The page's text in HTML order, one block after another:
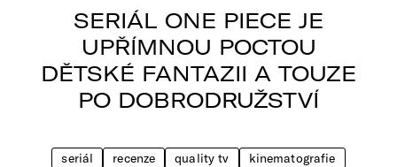
TV program
SERIÁL ONE PIECE JE
UPŘÍMNOU POCTOU
DĚTSKÉ FANTAZII A TOUZE
PO DOBRODRUŽSTVÍ
seriál recenze quality tv
kinematografie